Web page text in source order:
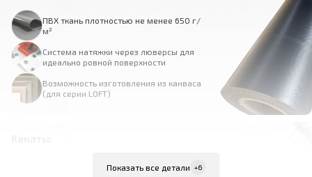
ПВХ ткань плотностью не менее 650 г/
м²
Система натяжки через люверсы для
идеально ровной поверхности
Возможность изготовления из канваса
(для серии LOFT)
Внутренняя жила из стального троса диаметром
Показать все детали +6